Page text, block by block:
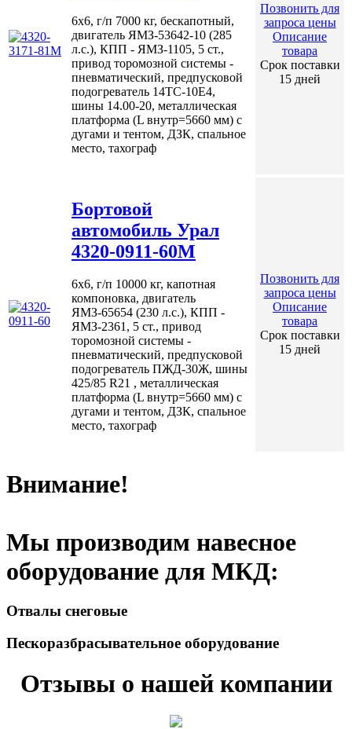
6х6, г/п 7000 кг, бескапотный,
двигатель ЯМЗ-53642-10 (285
л.с.), КПП - ЯМЗ-1105, 5 ст.,
привод торомозной системы -
пневматический, предпусковой
подогреватель 14ТС-10Е4,
шины 14.00-20, металлическая
платформа (L внутр=5660 мм) с
дугами и тентом, ДЗК, спальное
место, тахограф
Позвонить для
запроса цены
Описание
товара
Срок поставки
15 дней
Бортовой
автомобиль Урал
4320-0911-60М
6х6, г/п 10000 кг, капотная
компоновка, двигатель
ЯМЗ-65654 (230 л.с.), КПП -
ЯМЗ-2361, 5 ст., привод
торомозной системы -
пневматический, предпусковой
подогреватель ПЖД-30Ж, шины
425/85 R21 , металлическая
платформа (L внутр=5660 мм) с
дугами и тентом, ДЗК, спальное
место, тахограф
Позвонить для
запроса цены
Описание
товара
Срок поставки
15 дней
Внимание!
Мы производим навесное
оборудование для МКД:
Отвалы снеговые
Пескоразбрасывательное оборудование
Отзывы о нашей компании